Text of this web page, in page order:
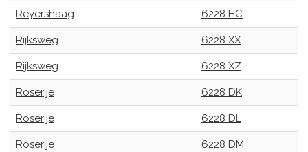
Reyershaag 6228 HC
Rijksweg 6228 XX
Rijksweg 6228 XZ
Roserije 6228 DK
Roserije 6228 DL
Roserije 6228 DM